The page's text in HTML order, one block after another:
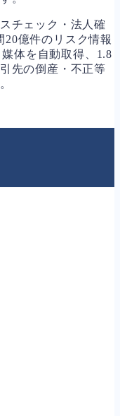
チェック・法人確
億件のリスク情報
体を自動取得、1.8
先の倒産・不正等